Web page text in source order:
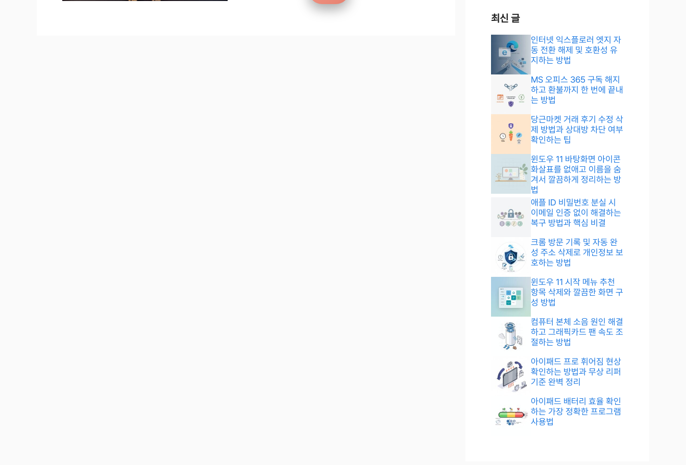
최신 글
인터넷 익스플로러 엣지 자
동 전환 해제 및 호환성 유
지하는 방법
MS 오피스 365 구독 해지
하고 환불까지 한 번에 끝내
는 방법
당근마켓 거래 후기 수정 삭
제 방법과 상대방 차단 여부
확인하는 팁
윈도우 11 바탕화면 아이콘
화살표를 없애고 이름을 숨
겨서 깔끔하게 정리하는 방
법
애플 ID 비밀번호 분실 시
이메일 인증 없이 해결하는
복구 방법과 핵심 비결
크롬 방문 기록 및 자동 완
성 주소 삭제로 개인정보 보
호하는 방법
윈도우 11 시작 메뉴 추천
항목 삭제와 깔끔한 화면 구
성 방법
컴퓨터 본체 소음 원인 해결
하고 그래픽카드 팬 속도 조
절하는 방법
아이패드 프로 휘어짐 현상
확인하는 방법과 무상 리퍼
기준 완벽 정리
아이패드 배터리 효율 확인
하는 가장 정확한 프로그램
사용법